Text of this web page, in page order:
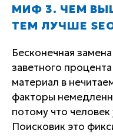
МИФ 3. ЧЕМ
ТЕМ ЛУЧШЕ
Бесконечная
заветного
материал в
факторы
потому что
Поисковик это